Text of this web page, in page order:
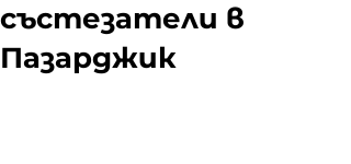
състезатели в
Пазарджик